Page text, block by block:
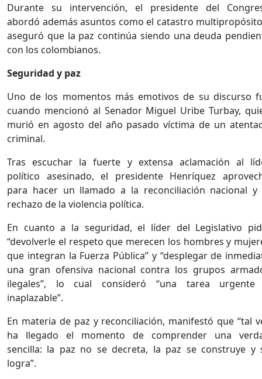
Durante su intervención, el presidente del
abordó además asuntos como el catastro
aseguró que la paz continúa siendo una deuda
con los colombianos.
Seguridad y paz
Uno de los momentos más emotivos de su discurso
cuando mencionó al Senador Miguel Uribe Turbay,
murió en agosto del año pasado víctima de un
criminal.
Tras escuchar la fuerte y extensa aclamación al
político asesinado, el presidente Henríquez
para hacer un llamado a la reconciliación nacional y
rechazo de la violencia política.
En cuanto a la seguridad, el líder del Legislativo
“devolverle el respeto que merecen los hombres y
que integran la Fuerza Pública” y “desplegar de
una gran ofensiva nacional contra los grupos
ilegales”, lo cual consideró “una tarea
inaplazable”.
En materia de paz y reconciliación, manifestó que “tal
ha llegado el momento de comprender una
sencilla: la paz no se decreta, la paz se construye y
logra”.